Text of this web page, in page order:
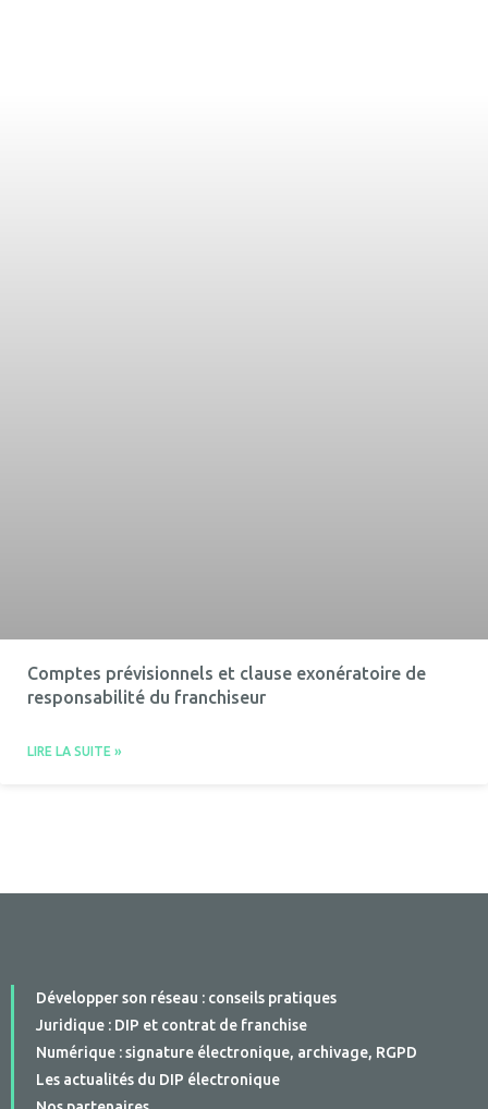
Comptes prévisionnels et clause exonératoire de
responsabilité du franchiseur
LIRE LA SUITE »
Développer son réseau : conseils pratiques
Juridique : DIP et contrat de franchise
Numérique : signature électronique, archivage, RGPD
Les actualités du DIP électronique